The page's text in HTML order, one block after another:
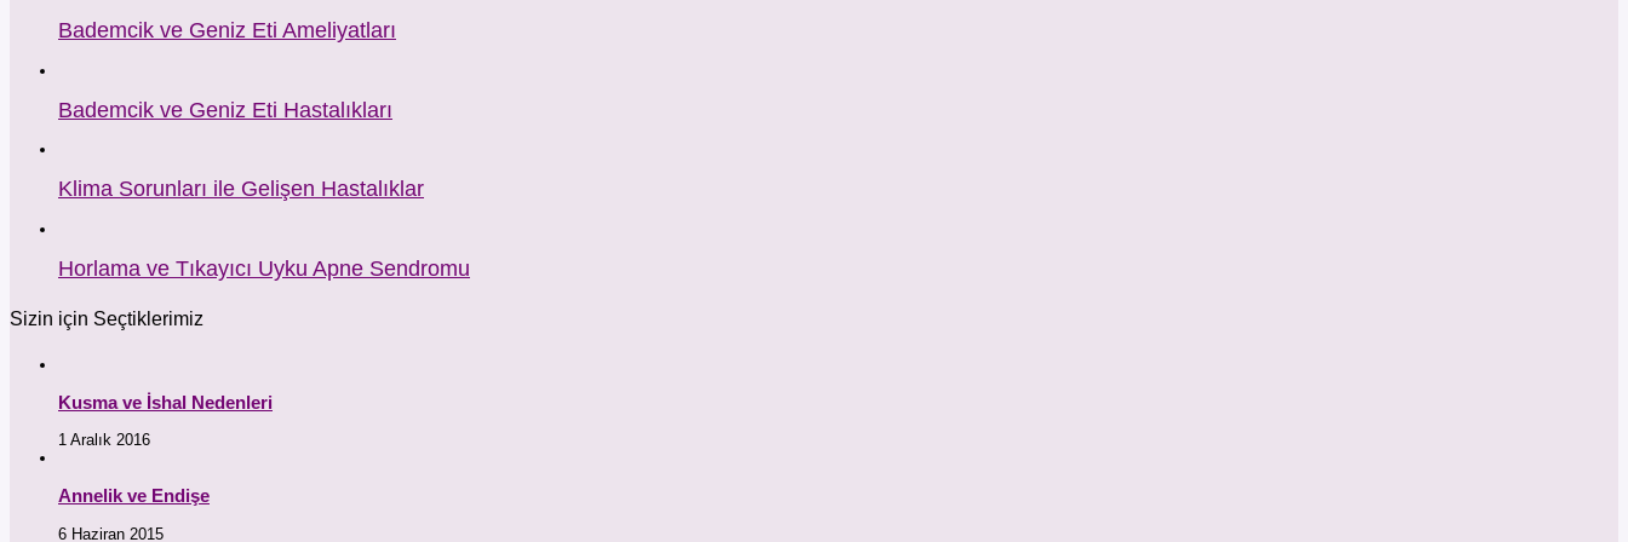
Bademcik ve Geniz Eti Ameliyatları
Bademcik ve Geniz Eti Hastalıkları
Klima Sorunları ile Gelişen Hastalıklar
Horlama ve Tıkayıcı Uyku Apne Sendromu
Sizin için Seçtiklerimiz
Kusma ve İshal Nedenleri
1 Aralık 2016
Annelik ve Endişe
6 Haziran 2015